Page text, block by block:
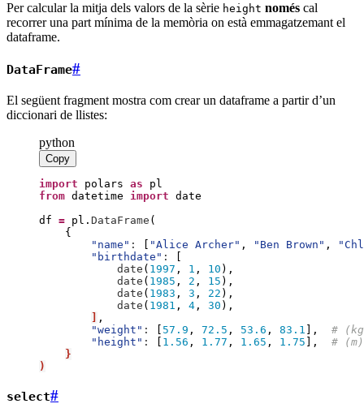
Per calcular la mitja dels valors de la sèrie height només cal
recorrer una part mínima de la memòria on està emmagatzemant el
dataframe.
DataFrame#
El següent fragment mostra com crear un dataframe a partir d’un
diccionari de llistes:
python
Copy
import polars as
pl
from datetime import date
df = pl . DataFrame (
{
" name " : [ "Alice Archer" , " Ben Brown " , "
" birthdate " :
[
date ( 1997 , 1 , 10 )
date ( 1985 , 2 , 15 )
date ( 1983 , 3 , 22 )
date ( 1981 , 4 , 30 )
]
"weight " : [ 57 . 9 , 72 . 5 , 53 . 6 , 83 . 1 ] , #
" height " : [ 1 . 56 , 1 . 77 , 1 . 65 , 1 . 75 ] , #
}
)
select#